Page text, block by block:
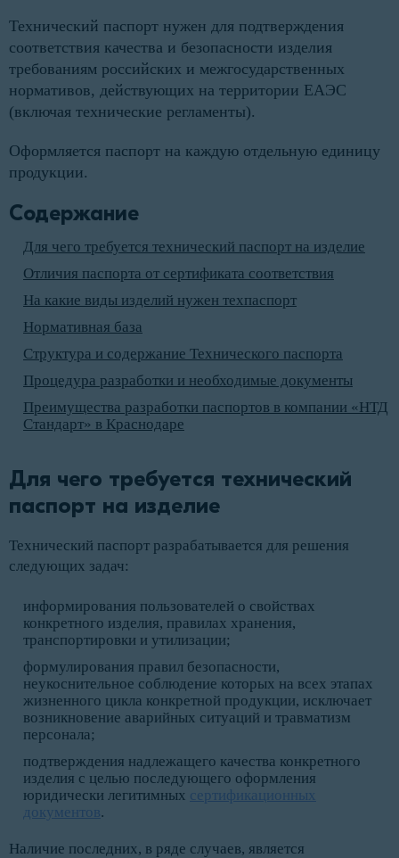
Технический паспорт нужен для подтверждения
соответствия качества и безопасности изделия
требованиям российских и межгосударственных
нормативов, действующих на территории ЕАЭС
(включая технические регламенты).
Оформляется паспорт на каждую отдельную единицу
продукции.
Содержание
Для чего требуется технический паспорт на изделие
Отличия паспорта от сертификата соответствия
На какие виды изделий нужен техпаспорт
Нормативная база
Структура и содержание Технического паспорта
Процедура разработки и необходимые документы
Преимущества разработки паспортов в компании «НТД
Стандарт» в Краснодаре
Для чего требуется технический
паспорт на изделие
Технический паспорт разрабатывается для решения
следующих задач:
информирования пользователей о свойствах
конкретного изделия, правилах хранения,
транспортировки и утилизации;
формулирования правил безопасности,
неукоснительное соблюдение которых на всех этапах
жизненного цикла конкретной продукции, исключает
возникновение аварийных ситуаций и травматизм
персонала;
подтверждения надлежащего качества конкретного
изделия с целью последующего оформления
юридически легитимных сертификационных
документов.
Наличие последних, в ряде случаев, является